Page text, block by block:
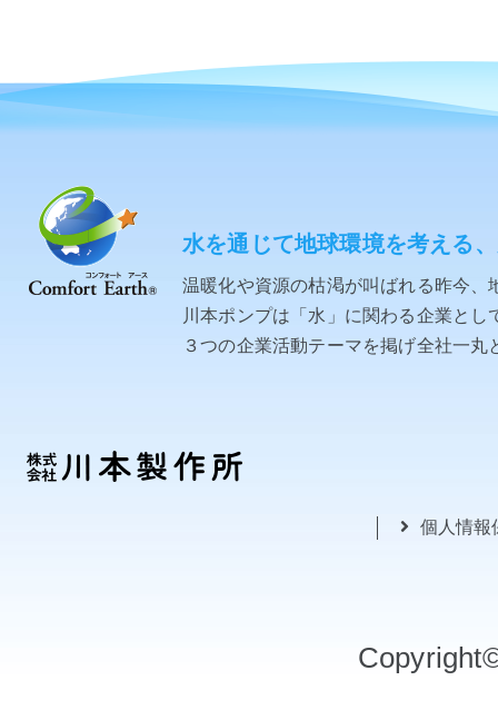
水を通じて地球環境を考える
温暖化や資源の枯渇が叫ばれる昨今
川本ポンプは「水」に関わる企業と
３つの企業活動テーマを掲げ全社一
個人情報